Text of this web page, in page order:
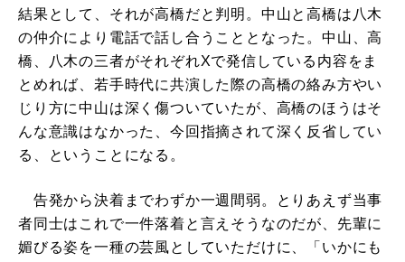
結果として、それが高橋だと判明。中山と高橋は八木
の仲介により電話で話し合うこととなった。中山、高
橋、八木の三者がそれぞれXで発信している内容をま
とめれば、若手時代に共演した際の高橋の絡み方やい
じり方に中山は深く傷ついていたが、高橋のほうはそ
んな意識はなかった、今回指摘されて深く反省してい
る、ということになる。
告発から決着までわずか一週間弱。とりあえず当事
者同士はこれで一件落着と言えそうなのだが、先輩に
媚びる姿を一種の芸風としていただけに、「いかにも